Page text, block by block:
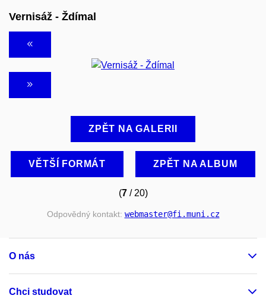
Vernisáž - Ždímal
ZPĚT NA GALERII
VĚTŠÍ FORMÁT ZPĚT NA ALBUM
(7/ 20)
Odpovědný kontakt: webmaster@fi.muni.cz
O nás
Chci studovat